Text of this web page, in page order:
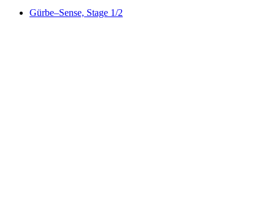
Gürbe–Sense, Stage 1/2